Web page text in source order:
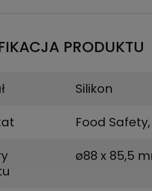
PRODUKTU
Silikon
Food Safety,
ø88 x 85,5